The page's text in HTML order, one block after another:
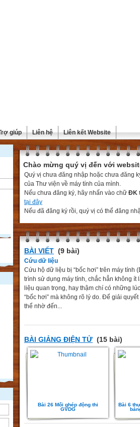
giúp Liên hệ Liên kết Website
Chào mừng quý vị đến với
Quý vị chưa đăng nhập hoặc chưa đăng
của Thư viện về máy tính của mình.
Nếu chưa đăng ký, hãy nhấn vào chữ ĐK
tại đây
Nếu đã đăng ký rồi, quý vị có thể đăng
BÀI VIẾT (9 bài)
Cứu dữ liệu
Cứu hộ dữ liệu bị “bốc hơi” trên máy tính
trình sử dụng máy tính, chắc hẳn không ít
liệu quan trọng, hay thậm chí có những
“bốc hơi” mà không rõ lý do. Để giải
thể nhờ đến...
BÀI GIẢNG ĐIỆN TỬ (15 bài)
Bài 26 Mối ghép động thi
GVDG
Bài 6